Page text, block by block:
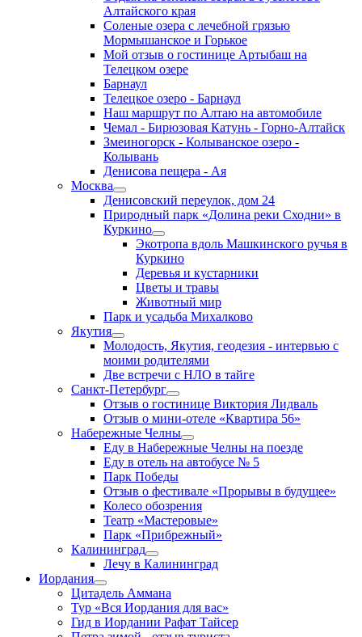
Алтайского края
Соленые озера с лечебной грязью
Мормышанское и Горькое
Мой отзыв о гостинице Артыбаш на
Телецком озере
Барнаул
Телецкое озеро - Барнаул
Наш маршрут по Алтаю на автомобиле
Чемал - Бирюзовая Катунь - Горно-Алтайск
Змеиногорск - Колыванское озеро -
Колывань
Денисова пещера - Ая
Москва
Денисовский переулок, дом 24
Природный парк «Долина реки Сходни» в
Куркино
Экотропа вдоль Машкинского ручья в
Куркино
Деревья и кустарники
Цветы и травы
Животный мир
Парк и усадьба Михалково
Якутия
Молодость, Якутия, геодезия - интервью с
моими родителями
Две встречи с НЛО в тайге
Санкт-Петербург
Отзыв о гостинице Виктория Лидваль
Отзыв о мини-отеле «Квартира 56»
Набережные Челны
Еду в Набережные Челны на поезде
Еду в отель на автобусе № 5
Парк Победы
Отзыв о фестивале «Прорывы в будущее»
Колесо обозрения
Театр «Мастеровые»
Парк «Прибрежный»
Калининград
Лечу в Калининград
Иордания
Цитадель Аммана
Тур «Вся Иордания для вас»
Гид в Иордании Рафат Тайсер